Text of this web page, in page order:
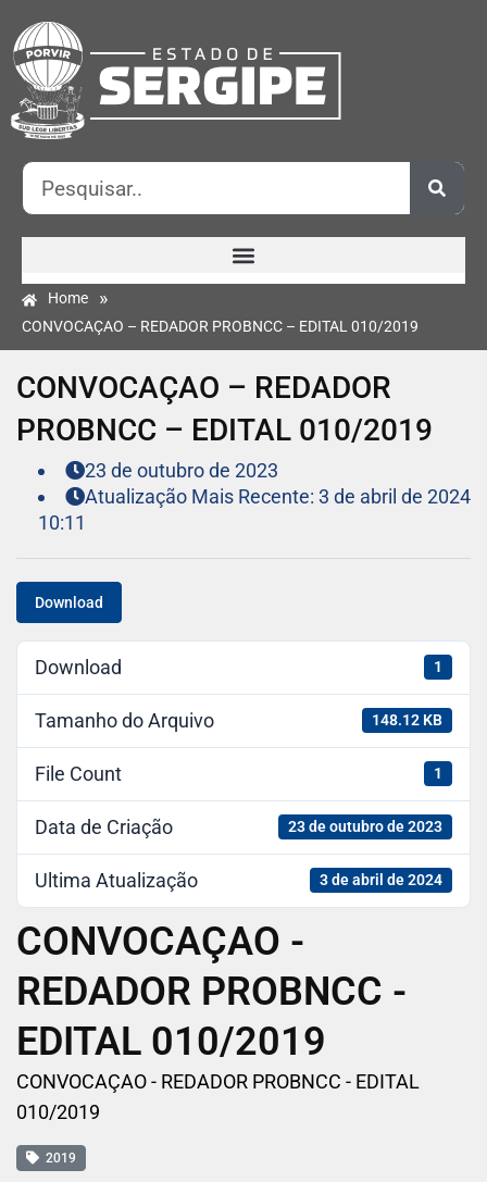
Home »
CONVOCAÇAO – REDADOR PROBNCC – EDITAL 010/2019
CONVOCAÇAO – REDADOR
PROBNCC – EDITAL 010/2019
23 de outubro de 2023
Atualização Mais Recente: 3 de abril de 2024
10:11
Download
Download 1
Tamanho do Arquivo 148.12 KB
File Count 1
Data de Criação 23 de outubro de 2023
Ultima Atualização 3 de abril de 2024
CONVOCAÇAO -
REDADOR PROBNCC -
EDITAL 010/2019
CONVOCAÇAO - REDADOR PROBNCC - EDITAL
010/2019
2019